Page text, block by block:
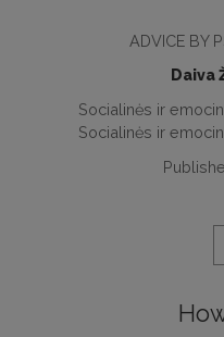
ADVICE BY
Daiva
Socialinės ir
Socialinės ir